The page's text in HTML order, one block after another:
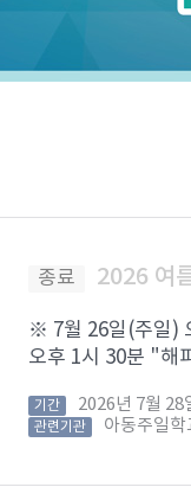
종료 2026 여
※ 7월 26일(주일)
오후 1시 30분 "해
기간 2026년 7월 28
관련기관 아동주일학